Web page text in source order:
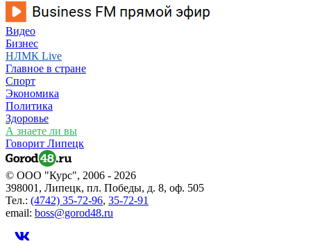
Видео
Бизнес
НЛМК Live
Главное в стране
Спорт
Экономика
Политика
Здоровье
А знаете ли вы
Говорит Липецк
© ООО "Курс", 2006 - 2026
398001, Липецк, пл. Победы, д. 8, оф. 505
Тел.: (4742) 35-72-96, 35-72-91
email: boss@gorod48.ru